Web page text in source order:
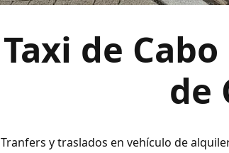
Taxi de
de
Tranfers y traslados en vehículo de